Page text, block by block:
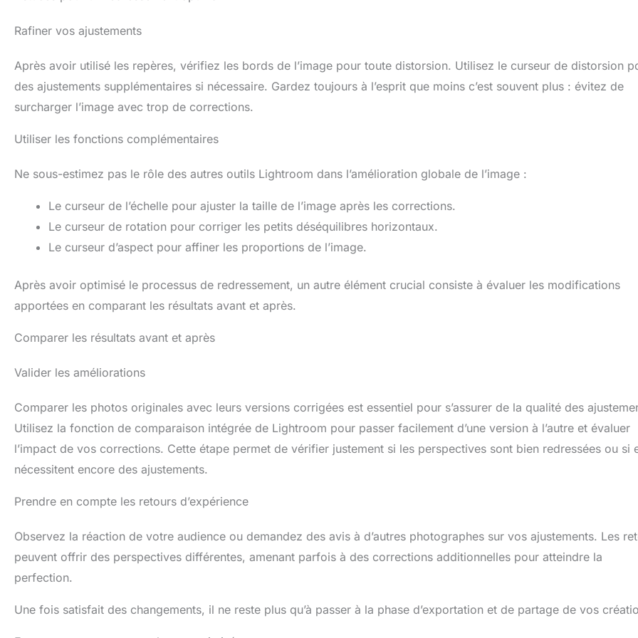
Rafiner vos ajustements
Après avoir utilisé les repères, vérifiez les bords de l’image pour toute distorsion. Utilisez le curseur de distorsion
des ajustements supplémentaires si nécessaire. Gardez toujours à l’esprit que moins c’est souvent plus : évitez de
surcharger l’image avec trop de corrections.
Utiliser les fonctions complémentaires
Ne sous-estimez pas le rôle des autres outils Lightroom dans l’amélioration globale de l’image :
Le curseur de l’échelle pour ajuster la taille de l’image après les corrections.
Le curseur de rotation pour corriger les petits déséquilibres horizontaux.
Le curseur d’aspect pour affiner les proportions de l’image.
Après avoir optimisé le processus de redressement, un autre élément crucial consiste à évaluer les modifications
apportées en comparant les résultats avant et après.
Comparer les résultats avant et après
Valider les améliorations
Comparer les photos originales avec leurs versions corrigées est essentiel pour s’assurer de la qualité des
Utilisez la fonction de comparaison intégrée de Lightroom pour passer facilement d’une version à l’autre et évaluer
l’impact de vos corrections. Cette étape permet de vérifier justement si les perspectives sont bien redressées ou si
nécessitent encore des ajustements.
Prendre en compte les retours d’expérience
Observez la réaction de votre audience ou demandez des avis à d’autres photographes sur vos ajustements. Les
peuvent offrir des perspectives différentes, amenant parfois à des corrections additionnelles pour atteindre la
perfection.
Une fois satisfait des changements, il ne reste plus qu’à passer à la phase d’exportation et de partage de vos